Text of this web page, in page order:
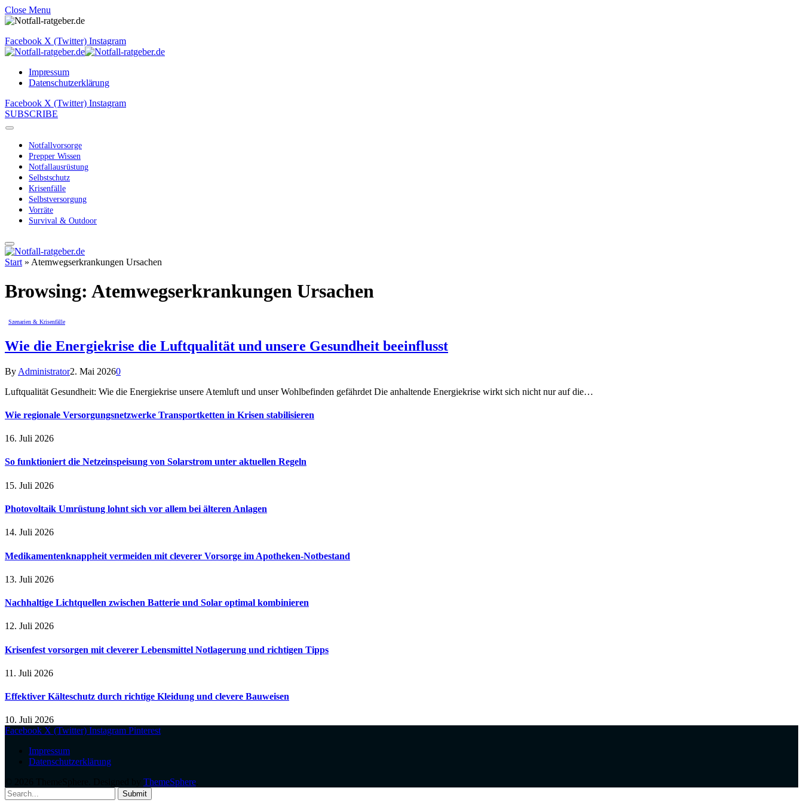
Close Menu
Facebook X (Twitter) Instagram
Impressum
Datenschutzerklärung
Facebook X (Twitter) Instagram
SUBSCRIBE
Notfallvorsorge
Prepper Wissen
Notfallausrüstung
Selbstschutz
Krisenfälle
Selbstversorgung
Vorräte
Survival & Outdoor
Start » Atemwegserkrankungen Ursachen
Browsing: Atemwegserkrankungen Ursachen
Szenarien & Krisenfälle
Wie die Energiekrise die Luftqualität und unsere Gesundheit beeinflusst
By Administrator2. Mai 20260
Luftqualität Gesundheit: Wie die Energiekrise unsere Atemluft und unser Wohlbefinden gefährdet Die anhaltende Energiekrise wirkt sich nicht nur auf die…
Wie regionale Versorgungsnetzwerke Transportketten in Krisen stabilisieren
16. Juli 2026
So funktioniert die Netzeinspeisung von Solarstrom unter aktuellen Regeln
15. Juli 2026
Photovoltaik Umrüstung lohnt sich vor allem bei älteren Anlagen
14. Juli 2026
Medikamentenknappheit vermeiden mit cleverer Vorsorge im Apotheken-Notbestand
13. Juli 2026
Nachhaltige Lichtquellen zwischen Batterie und Solar optimal kombinieren
12. Juli 2026
Krisenfest vorsorgen mit cleverer Lebensmittel Notlagerung und richtigen Tipps
11. Juli 2026
Effektiver Kälteschutz durch richtige Kleidung und clevere Bauweisen
10. Juli 2026
Facebook X (Twitter) Instagram Pinterest
Impressum
Datenschutzerklärung
ThemeSphere
Submit